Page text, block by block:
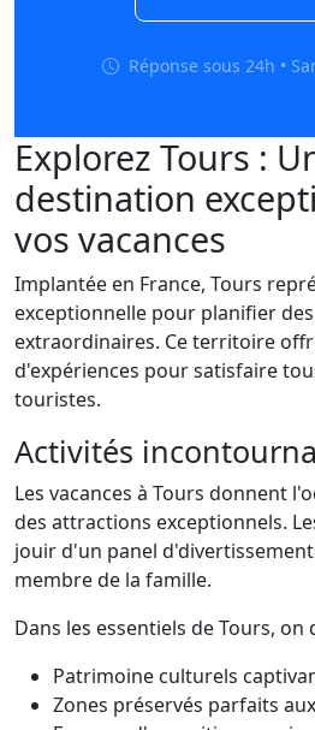
Réponse sous 24h •
Explorez Tours :
destination
vos vacances
Implantée en France, Tours
exceptionnelle pour planifier
extraordinaires. Ce territoire
d'expériences pour satisfaire
touristes.
Activités
Les vacances à Tours donnent
des attractions exceptionnels.
jouir d'un panel
membre de la famille.
Dans les essentiels de Tours, on
Patrimoine culturels
Zones préservés parfaits